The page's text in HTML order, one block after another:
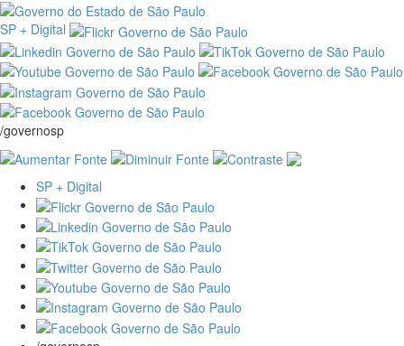
SP + Digital
/governosp
SP + Digital